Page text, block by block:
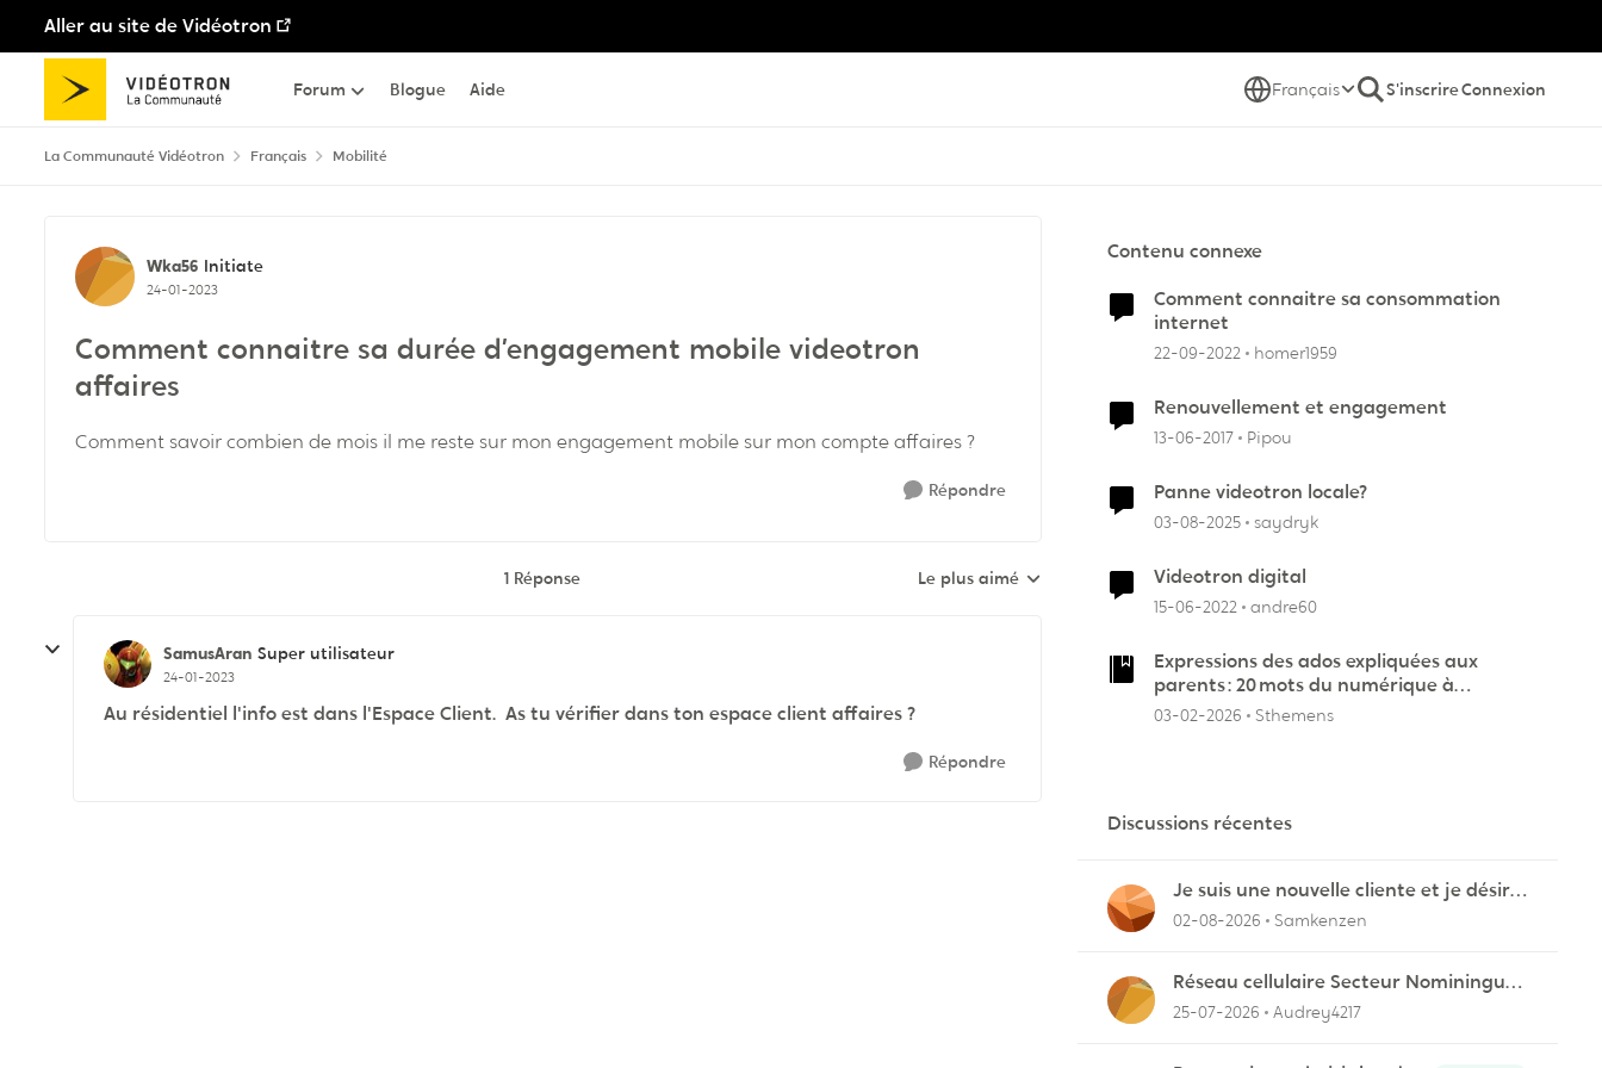
Aller au site de Vidéotron
Passer au contenu
Forum Blogue Aide Français S'inscrireConnexion
La Communauté Vidéotron Français Mobilité
Discussion de forum
Wka56 Initiate
24-01-2023
Comment connaitre sa durée d’engagement mobile videotron
affaires
Comment savoir combien de mois il me reste sur mon engagement mobile sur mon compte affaires ?
Répondre
1 Réponse Réponses triées par
Le plus aimé
SamusAran Super utilisateur
24-01-2023
Au résidentiel l'info est dans l'Espace Client. As tu vérifier dans ton espace client affaires ?
Répondre
Contenu connexe
Comment connaitre sa consommation
internet
22-09-2022 homer1959
Renouvellement et engagement
13-06-2017 Pipou
Panne videotron locale?
03-08-2025 saydryk
Videotron digital
15-06-2022 andre60
Expressions des ados expliquées aux
parents : 20 mots du numérique à
connaître
03-02-2026 Sthemens
Discussions récentes
Je suis une nouvelle cliente et je désire
connecter mon appareil sur videotron
02-08-2026 Samkenzen
Réseau cellulaire Secteur Nominingue
dans les Hautes-Laurentides instable
25-07-2026 Audrey4217